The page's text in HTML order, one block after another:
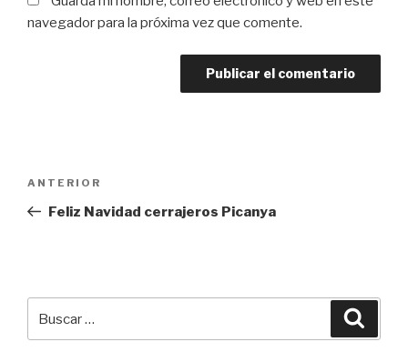
navegador para la próxima vez que comente.
entradas
Entrada
anterior:
ANTERIOR
Feliz Navidad cerrajeros Picanya
por: